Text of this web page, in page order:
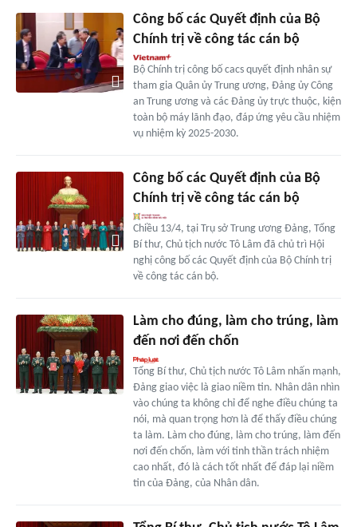
Công bố các Quyết định của Bộ
Chính trị về công tác cán bộ
Bộ Chính trị công bố cacs quyết định nhân sự
tham gia Quân ủy Trung ương, Đảng ủy Công
an Trung ương và các Đảng ủy trực thuộc, kiện
toàn bộ máy lãnh đạo, đáp ứng yêu cầu nhiệm
vụ nhiệm kỳ 2025-2030.
Công bố các Quyết định của Bộ
Chính trị về công tác cán bộ
Chiều 13/4, tại Trụ sở Trung ương Đảng, Tổng
Bí thư, Chủ tịch nước Tô Lâm đã chủ trì Hội
nghị công bố các Quyết định của Bộ Chính trị
về công tác cán bộ.
Làm cho đúng, làm cho trúng, làm
đến nơi đến chốn
Tổng Bí thư, Chủ tịch nước Tô Lâm nhấn mạnh,
Đảng giao việc là giao niềm tin. Nhân dân nhìn
vào chúng ta không chỉ để nghe điều chúng ta
nói, mà quan trọng hơn là để thấy điều chúng
ta làm. Làm cho đúng, làm cho trúng, làm đến
nơi đến chốn, làm với tinh thần trách nhiệm
cao nhất, đó là cách tốt nhất để đáp lại niềm
tin của Đảng, của Nhân dân.